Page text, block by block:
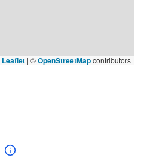
Leaflet | ©OpenStreetMapcontributors